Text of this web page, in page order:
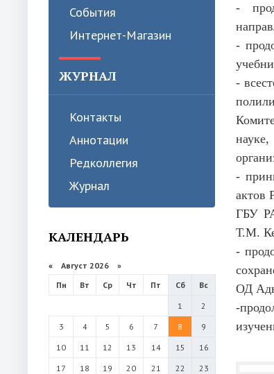
События
Интернет-Магазин
ЖУРНАЛ
Контакты
Аннотации
Редколлегия
Журнал
КАЛЕНДАРЬ
« Август 2026 »
Пн
Вт Ср Чт Пт Сб
Вс
1
2
3
4 5 6 7 8
9
10
11 12 13 14 15
16
17
18 19 20 21 22
23
-
-
-
-
актов
ГБУ
Т.М.
-
ОД
-